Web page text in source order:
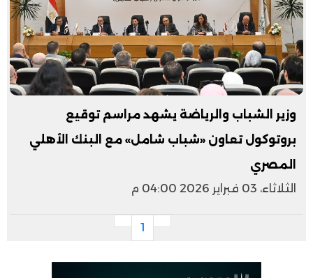
وزير الشباب والرياضة يشهد مراسم توقيع
بروتوكول تعاون «شباب شامل» مع البنك الأهلي
المصري
الثلاثاء، 03 فبراير 2026 04:00 م
1